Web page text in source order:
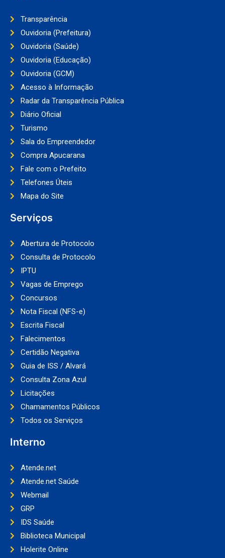
Transparência
Ouvidoria (Prefeitura)
Ouvidoria (Saúde)
Ouvidoria (Educação)
Ouvidoria (GCM)
Acesso à Informação
Radar da Transparência Pública
Diário Oficial
Turismo
Sala do Empreendedor
Compra Apucarana
Fale com o Prefeito
Telefones Úteis
Mapa do Site
Serviços
Abertura de Protocolo
Consulta de Protocolo
IPTU
Vagas de Emprego
Concursos
Nota Fiscal (NFS-e)
Escrita Fiscal
Falecimentos
Certidão Negativa
Guia de ISS / Alvará
Consulta Zona Azul
Licitações
Chamamentos Públicos
Todos os Serviços
Interno
Atende.net
Atende.net Saúde
Webmail
GRP
IDS Saúde
Biblioteca Municipal
Holerite Online